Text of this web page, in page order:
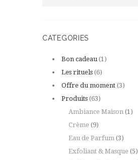
CATEGORIES
Bon cadeau (1)
Les rituels (6)
Offre du moment (3)
Produits (63)
Ambiance Maison (1)
Crème (9)
Eau de Parfum (3)
Exfoliant & Masque (5)